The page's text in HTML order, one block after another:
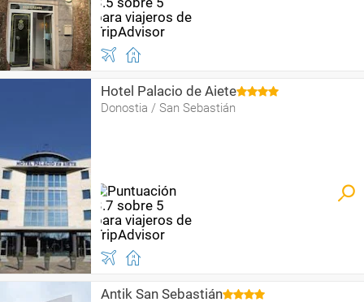
Hotel Palacio de Aiete
Donostia / San Sebastián
Antik San Sebastián